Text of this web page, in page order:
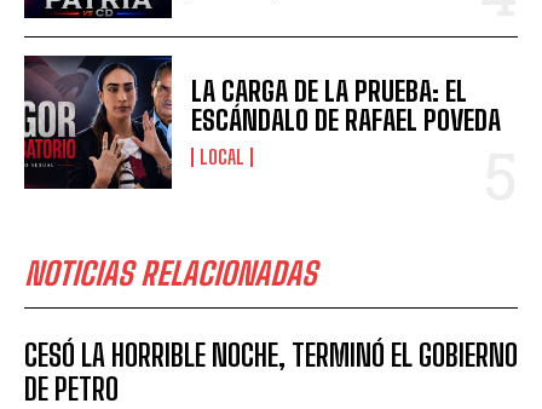
LA CARGA DE LA PRUEBA: EL
ESCÁNDALO DE RAFAEL POVEDA
LOCAL
NOTICIAS RELACIONADAS
CESÓ LA HORRIBLE NOCHE, TERMINÓ EL GOBIERNO
DE PETRO